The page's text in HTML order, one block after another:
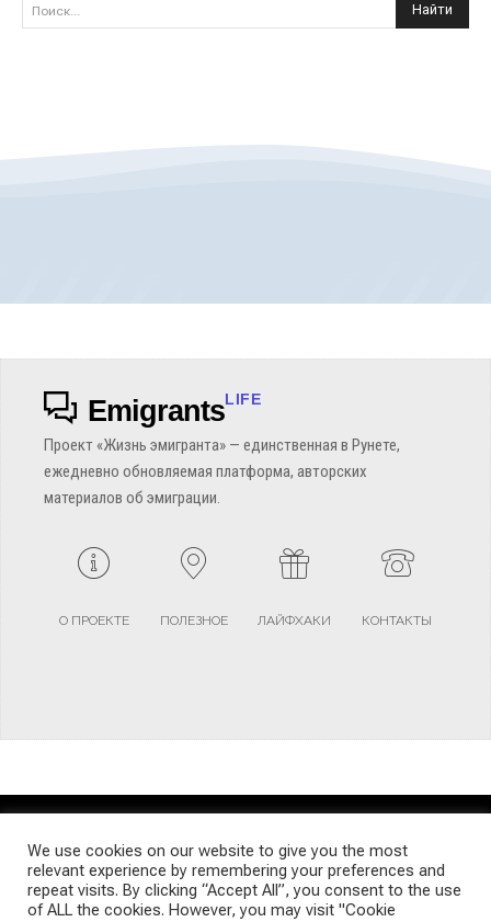
Поиск... Найти
EmigrantsLIFE
Проект «Жизнь эмигранта» — единственная в Рунете,
ежедневно обновляемая платформа, авторских
материалов об эмиграции.
О ПРОЕКТЕ ПОЛЕЗНОЕ ЛАЙФХАКИ КОНТАКТЫ
TERMS AND CONDITIONS PRIVACY POLICY SITEMAP
© Emigrants Life WordPress Theme by TagDiv
We use cookies on our website to give you the most
relevant experience by remembering your preferences and
repeat visits. By clicking “Accept All”, you consent to the use
of ALL the cookies. However, you may visit "Cookie